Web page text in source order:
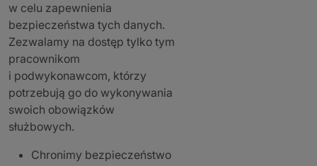
w celu zapewnienia
bezpieczeństwa tych danych.
Zezwalamy na dostęp tylko tym
pracownikom
i podwykonawcom, którzy
potrzebują go do wykonywania
swoich obowiązków
służbowych.
Chronimy bezpieczeństwo